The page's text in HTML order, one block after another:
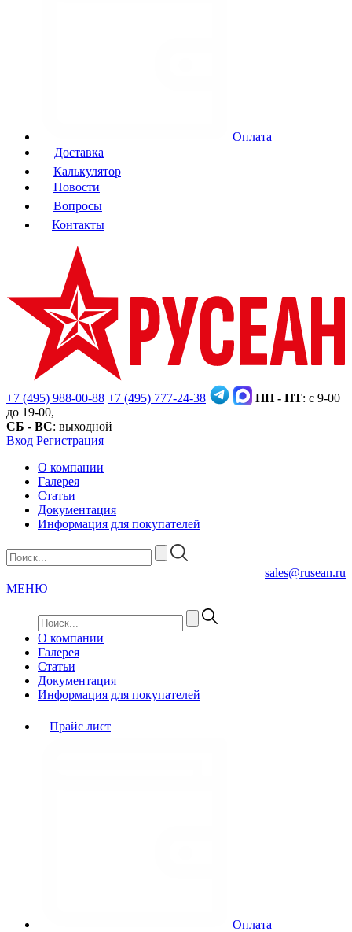
Оплата
Доставка
Калькулятор
Новости
Вопросы
Контакты
+7 (495) 988-00-88 +7 (495) 777-24-38 ПН - ПТ: с 9-00
до 19-00,
СБ - ВС: выходной
Вход Регистрация
О компании
Галерея
Статьи
Документация
Информация для покупателей
sales@rusean.ru
МЕНЮ
О компании
Галерея
Статьи
Документация
Информация для покупателей
Прайс лист
Оплата